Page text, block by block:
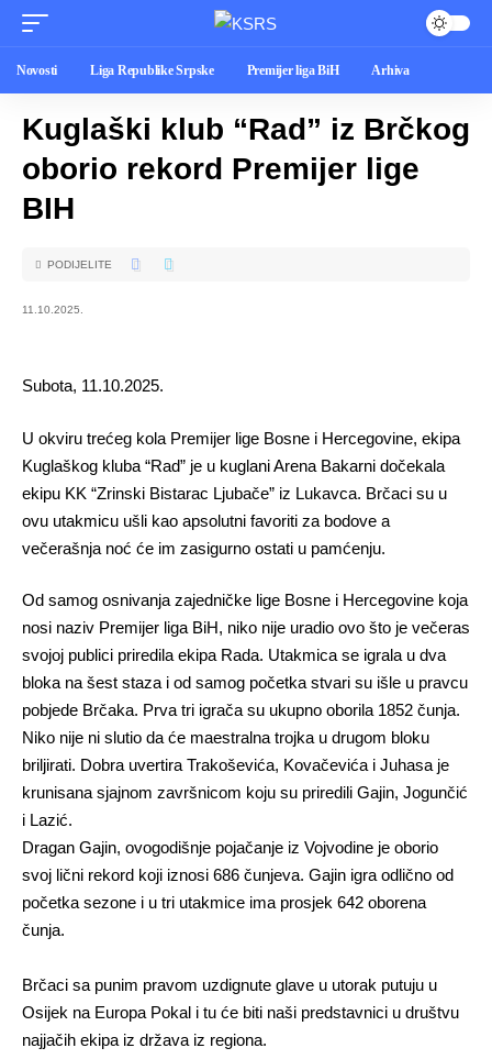
Novosti Liga Republike Srpske Premijer liga BiH Arhiva
Kuglaški klub “Rad” iz Brčkog
oborio rekord Premijer lige
BIH
11.10.2025.
PODIJELITE
Subota, 11.10.2025.
U okviru trećeg kola Premijer lige Bosne i Hercegovine, ekipa
Kuglaškog kluba “Rad” je u kuglani Arena Bakarni dočekala
ekipu KK “Zrinski Bistarac Ljubače” iz Lukavca. Brčaci su u
ovu utakmicu ušli kao apsolutni favoriti za bodove a
večerašnja noć će im zasigurno ostati u pamćenju.
Od samog osnivanja zajedničke lige Bosne i Hercegovine koja
nosi naziv Premijer liga BiH, niko nije uradio ovo što je večeras
svojoj publici priredila ekipa Rada. Utakmica se igrala u dva
bloka na šest staza i od samog početka stvari su išle u pravcu
pobjede Brčaka. Prva tri igrača su ukupno oborila 1852 čunja.
Niko nije ni slutio da će maestralna trojka u drugom bloku
briljirati. Dobra uvertira Trakoševića, Kovačevića i Juhasa je
krunisana sjajnom završnicom koju su priredili Gajin, Jogunčić
i Lazić.
Dragan Gajin, ovogodišnje pojačanje iz Vojvodine je oborio
svoj lični rekord koji iznosi 686 čunjeva. Gajin igra odlično od
početka sezone i u tri utakmice ima prosjek 642 oborena
čunja.
Brčaci sa punim pravom uzdignute glave u utorak putuju u
Osijek na Europa Pokal i tu će biti naši predstavnici u društvu
najjačih ekipa iz država iz regiona.